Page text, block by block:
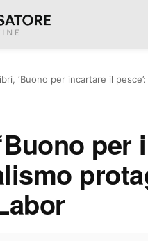
‘Buono per incartare il
per